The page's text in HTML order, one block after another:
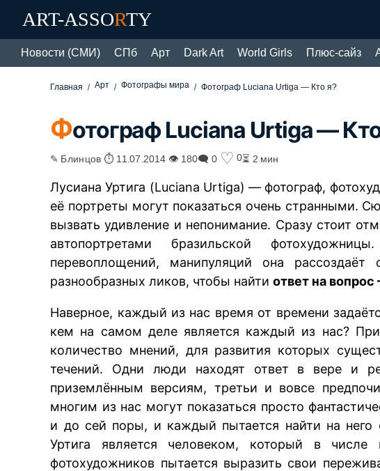
ART-ASSORTY
Новости (СМИ) СПб Арт Dark Art World Girls Плюс-сайз
Главная Арт Фотографы мира Фотограф Luciana Urtiga — Кто я?
Фотограф Luciana Urtiga —
✎ Блинцов ⏱ 11.07.2014 👁 180🗨 0 ♡ 0⏳ 2 мин
Лусиана Уртига (Luciana Urtiga) — фотограф,
её портреты могут показаться очень странными.
вызвать удивление и непонимание. Сразу стоит
автопортретами бразильской
перевоплощений, манипуляций она
разнообразных ликов, чтобы найтиответ на
Наверное, каждый из нас время от времени
кем на самом деле является каждый из нас?
количество мнений, для развития которых
течений. Одни люди находят ответ в вере и
приземлённым версиям, третьи и вовсе
многим из нас могут показаться просто
и до сей поры, и каждый пытается найти на него
Уртига является человеком, который в
фотохудожников пытается выразить свои